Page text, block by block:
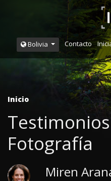
Bolivia Contacto
Inicio
Fotografía
Miren